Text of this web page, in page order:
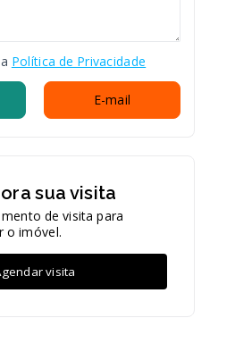
Política de Privacidade
E-mail
sua visita
de visita para
o imóvel.
visita